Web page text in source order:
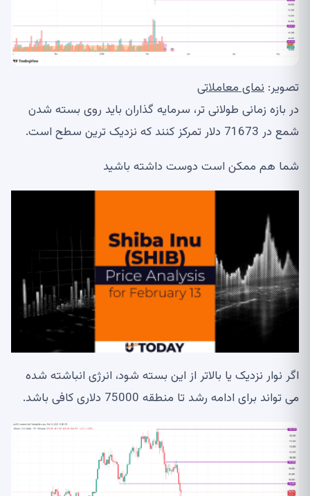
تصویر: نمای معاملاتی
در بازه زمانی طولانی تر، سرمایه گذاران باید روی بسته شدن
شمع در 71673 دلار تمرکز کنند که نزدیک ترین سطح است.
شما هم ممکن است دوست داشته باشید
اگر نوار نزدیک یا بالاتر از این بسته شود، انرژی انباشته شده
می تواند برای ادامه رشد تا منطقه 75000 دلاری کافی باشد.